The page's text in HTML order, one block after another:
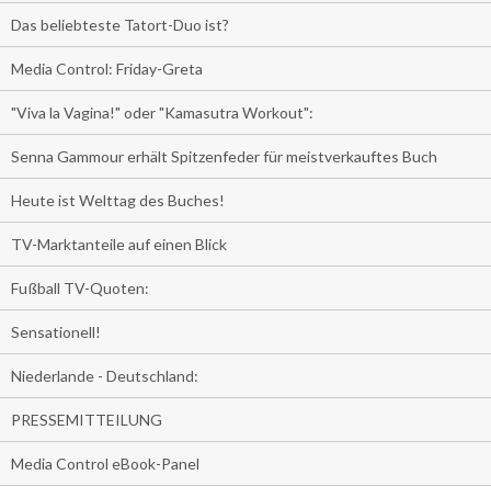
Das beliebteste Tatort-Duo ist?
Media Control: Friday-Greta
"Viva la Vagina!" oder "Kamasutra Workout":
Senna Gammour erhält Spitzenfeder für meistverkauftes Buch
Heute ist Welttag des Buches!
TV-Marktanteile auf einen Blick
Fußball TV-Quoten:
Sensationell!
Niederlande - Deutschland:
PRESSEMITTEILUNG
Media Control eBook-Panel